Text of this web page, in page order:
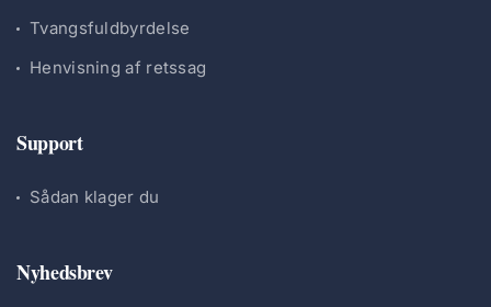
Tvangsfuldbyrdelse
Henvisning af retssag
Support
Sådan klager du
Nyhedsbrev